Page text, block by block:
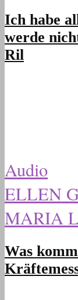
Ich habe
werde
Ril
Audio
ELLEN
MARIA
Was